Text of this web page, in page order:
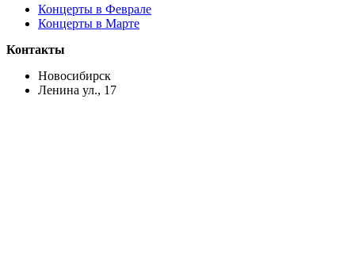
Концерты в Феврале
Концерты в Марте
Контакты
Новосибирск
Ленина ул., 17